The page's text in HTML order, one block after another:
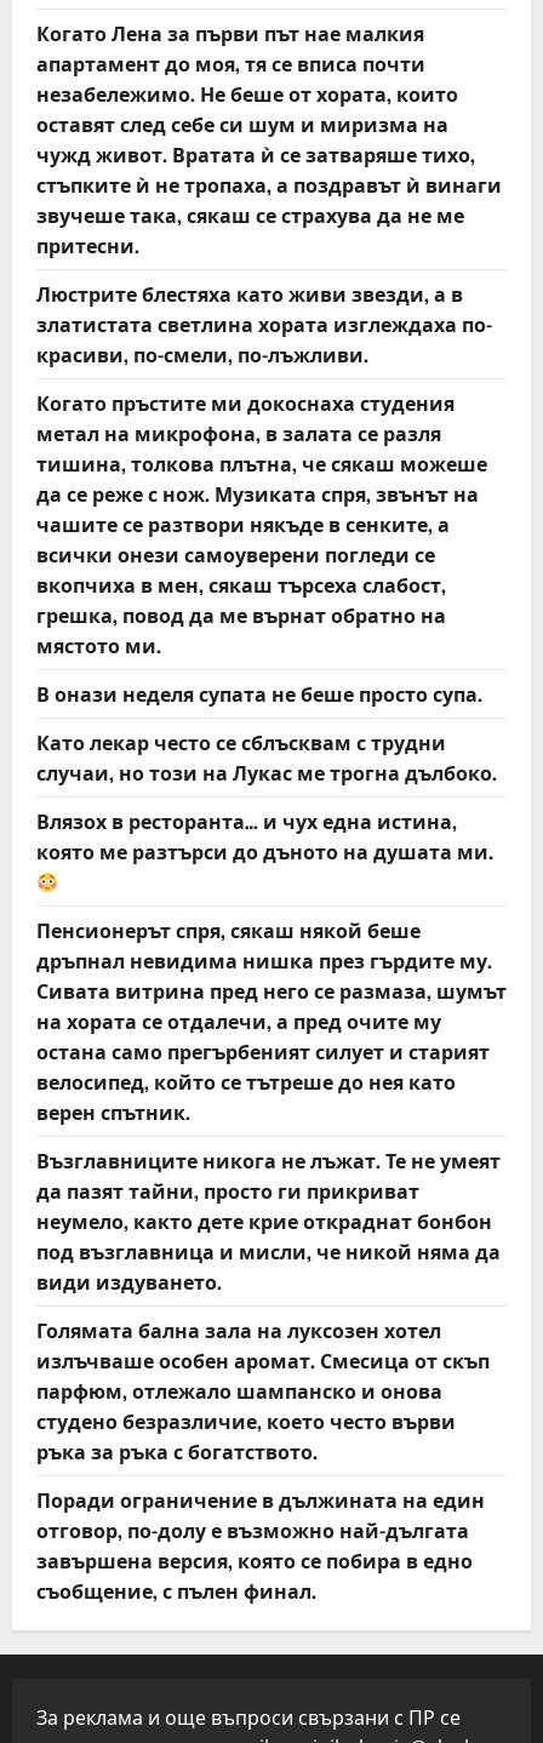
Когато Лена за първи път нае малкия
апартамент до моя, тя се вписа почти
незабележимо. Не беше от хората, които
оставят след себе си шум и миризма на
чужд живот. Вратата ѝ се затваряше тихо,
стъпките ѝ не тропаха, а поздравът ѝ винаги
звучеше така, сякаш се страхува да не ме
притесни.
Люстрите блестяха като живи звезди, а в
златистата светлина хората изглеждаха по-
красиви, по-смели, по-лъжливи.
Когато пръстите ми докоснаха студения
метал на микрофона, в залата се разля
тишина, толкова плътна, че сякаш можеше
да се реже с нож. Музиката спря, звънът на
чашите се разтвори някъде в сенките, а
всички онези самоуверени погледи се
вкопчиха в мен, сякаш търсеха слабост,
грешка, повод да ме върнат обратно на
мястото ми.
В онази неделя супата не беше просто супа.
Като лекар често се сблъсквам с трудни
случаи, но този на Лукас ме трогна дълбоко.
Влязох в ресторанта… и чух една истина,
която ме разтърси до дъното на душата ми.
Пенсионерът спря, сякаш някой беше
дръпнал невидима нишка през гърдите му.
Сивата витрина пред него се размаза, шумът
на хората се отдалечи, а пред очите му
остана само прегърбеният силует и старият
велосипед, който се тътреше до нея като
верен спътник.
Възглавниците никога не лъжат. Те не умеят
да пазят тайни, просто ги прикриват
неумело, както дете крие откраднат бонбон
под възглавница и мисли, че никой няма да
види издуването.
Голямата бална зала на луксозен хотел
излъчваше особен аромат. Смесица от скъп
парфюм, отлежало шампанско и онова
студено безразличие, което често върви
ръка за ръка с богатството.
Поради ограничение в дължината на един
отговор, по-долу е възможно най-дългата
завършена версия, която се побира в едно
съобщение, с пълен финал.
За реклама и още въпроси свързани с ПР се